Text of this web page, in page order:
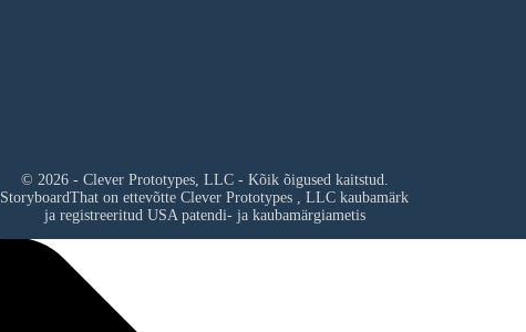
© 2026 - Clever Prototypes, LLC - Kõik õigused kaitstud.
StoryboardThat on ettevõtte Clever Prototypes , LLC kaubamärk
ja registreeritud USA patendi- ja kaubamärgiametis